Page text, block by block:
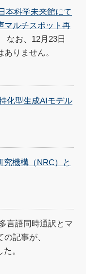
日本科学未来館にて
マルチスポット再
なお、12月23日
りません。
化型生成AIモデル
機構（NRC）と
言語同時通訳とマ
記事が、
。